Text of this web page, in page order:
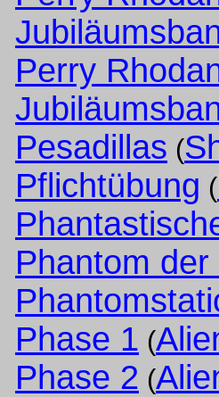
Perry
Pesadillas (
Pflichtübung (
Phantom
Phase 1 (
Phase 2 (